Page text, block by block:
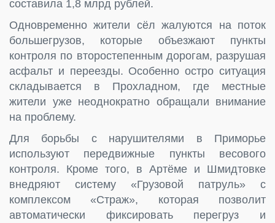
составила 1,8 млрд рублей.
Одновременно жители сёл жалуются на поток
большегрузов, которые объезжают пункты
контроля по второстепенным дорогам, разрушая
асфальт и переезды. Особенно остро ситуация
складывается в Прохладном, где местные
жители уже неоднократно обращали внимание
на проблему.
Для борьбы с нарушителями в Приморье
используют передвижные пункты весового
контроля. Кроме того, в Артёме и Шмидтовке
внедряют систему «Грузовой патруль» с
комплексом «Страж», которая позволит
автоматически фиксировать перегруз и